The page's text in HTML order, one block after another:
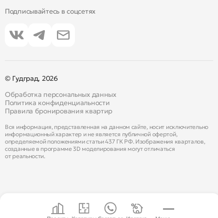
Подписывайтесь в соцсетях
© Гудград, 2026
Обработка персональных данных
Политика конфиденциальности
Правила бронирования квартир
Вся информация, представленная на данном сайте, носит исключительно
информационный характер и не является публичной офертой,
определяемой положениями статьи 437 ГК РФ. Изображения кварталов,
созданные в программе 3D моделирования могут отличаться
от реальности.